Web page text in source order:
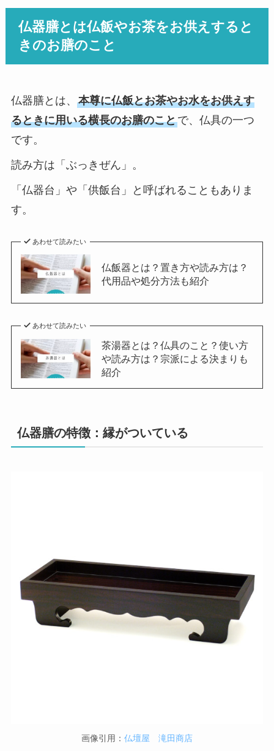
仏器膳とは仏飯やお茶をお供えすると
きのお膳のこと
仏器膳とは、 本尊に仏飯とお茶やお水をお供えす
るときに用いる横長のお膳のことで、仏具の一つ
です。
読み方は「ぶっきぜん」。
「仏器台」や「供飯台」と呼ばれることもありま
す。
あわせて読みたい
仏飯器とは？置き方や読み方は？
代用品や処分方法も紹介
あわせて読みたい
茶湯器とは？仏具のこと？使い方
や読み方は？宗派による決まりも
紹介
仏器膳の特徴：縁がついている
画像引用： 仏壇屋 滝田商店